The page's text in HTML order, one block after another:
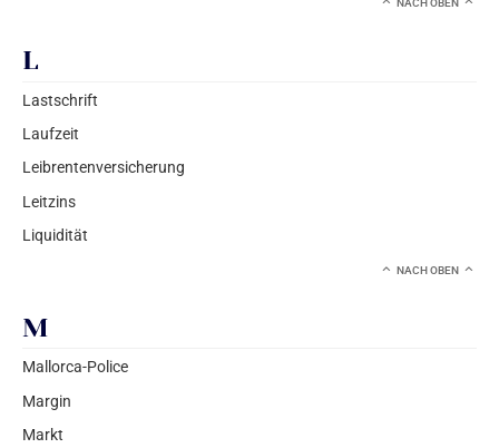
NACH OBEN
L
Lastschrift
Laufzeit
Leibrentenversicherung
Leitzins
Liquidität
NACH OBEN
M
Mallorca-Police
Margin
Markt